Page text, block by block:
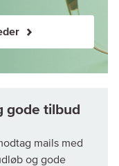
mails med
og gode